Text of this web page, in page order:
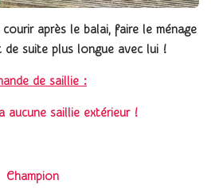
après le balai, faire le ménage
suite plus longue avec lui !
de saillie :
aucune saillie extérieur !
Champion